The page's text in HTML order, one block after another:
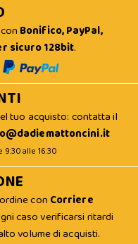
Bonifico, PayPal,
sicuro 128bit.
tuo acquisto: contatta il
alle 16:30
con Corriere
caso verificarsi ritardi
volume di acquisti.